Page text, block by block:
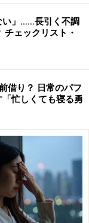
ているそう。
ので、興味があ
1 ピルの基礎知
2 実用編 ピル
3 実用編 ピル
い」……長引く不調
ェックリスト・
借り？ 日常のパフ
忙しくても寝る勇